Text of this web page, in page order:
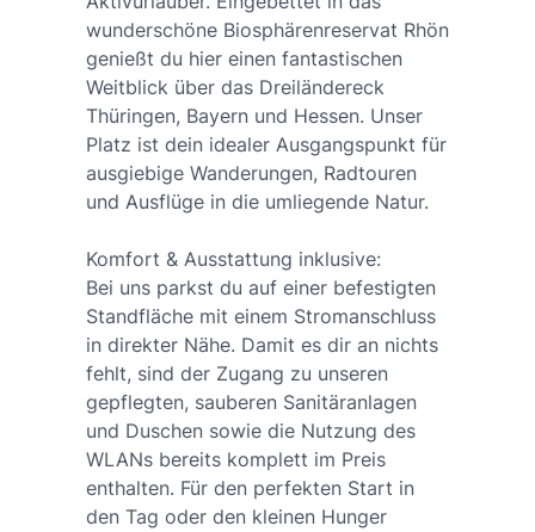
wunderschöne Biosphärenreservat Rhön
genießt du hier einen fantastischen
Weitblick über das Dreiländereck
Thüringen, Bayern und Hessen. Unser
Platz ist dein idealer Ausgangspunkt für
ausgiebige Wanderungen, Radtouren
und Ausflüge in die umliegende Natur.
Komfort & Ausstattung inklusive:
Bei uns parkst du auf einer befestigten
Standfläche mit einem Stromanschluss
in direkter Nähe. Damit es dir an nichts
fehlt, sind der Zugang zu unseren
gepflegten, sauberen Sanitäranlagen
und Duschen sowie die Nutzung des
WLANs bereits komplett im Preis
enthalten. Für den perfekten Start in
den Tag oder den kleinen Hunger